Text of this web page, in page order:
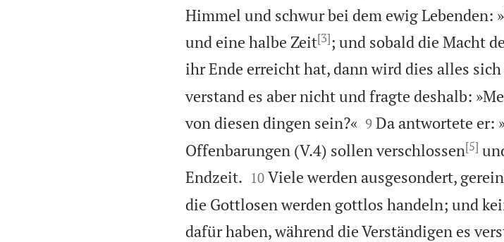
Himmel und schwur bei dem ewig Lebenden:
und eine halbe Zeit[3]; und sobald die Macht
ihr Ende erreicht hat, dann wird dies alles
verstand es aber nicht und fragte deshalb:
von diesen dingen sein?«
9 Da antwortete er:
Offenbarungen (V.4) sollen verschlossen[5]
Endzeit.
10 Viele werden ausgesondert,
die Gottlosen werden gottlos handeln; und
dafür haben, während die Verständigen es